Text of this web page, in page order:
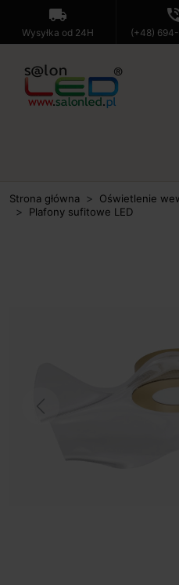
local_shipping
Wysyłka od 24H (+48)
Strona główna
Oświetlenie
Plafony sufitowe LED